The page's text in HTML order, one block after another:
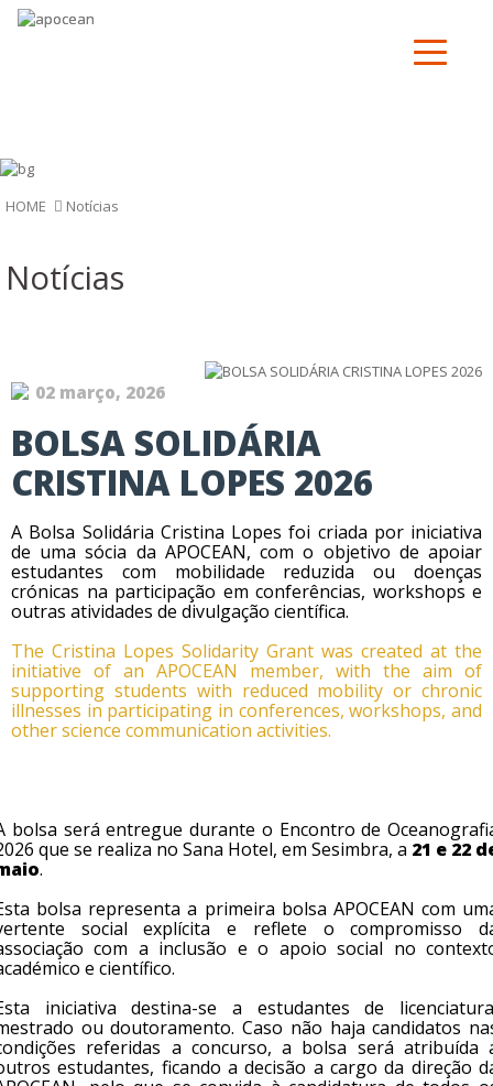
HOME Notí­cias
Notí­cias
02 março, 2026
BOLSA SOLIDÁRIA
CRISTINA LOPES 2026
A Bolsa Solidária Cristina Lopes foi criada por iniciativa
de uma sócia da APOCEAN, com o objetivo de apoiar
estudantes com mobilidade reduzida ou doenças
crónicas na participação em conferências, workshops e
outras atividades de divulgação científica.
The Cristina Lopes Solidarity Grant was created at the
initiative of an APOCEAN member, with the aim of
supporting students with reduced mobility or chronic
illnesses in participating in conferences, workshops, and
other science communication activities.
bolsa será entregue durante o Encontro de
que se realiza no Sana Hotel, em Sesimbra, a 21 e 22
.
bolsa representa a primeira bolsa APOCEAN com
social explícita e reflete o compromisso
com a inclusão e o apoio social no
e científico.
iniciativa destina-se a estudantes de
ou doutoramento. Caso não haja candidatos
referidas a concurso, a bolsa será atribuída
estudantes, ficando a decisão a cargo da direção